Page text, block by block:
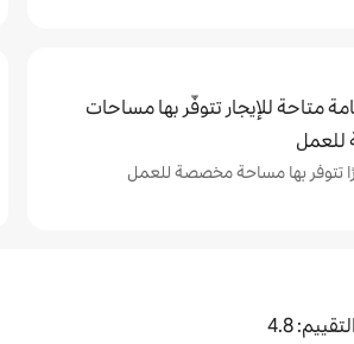
متاحة للإيجار تتوفّر بها مساحات
4.8